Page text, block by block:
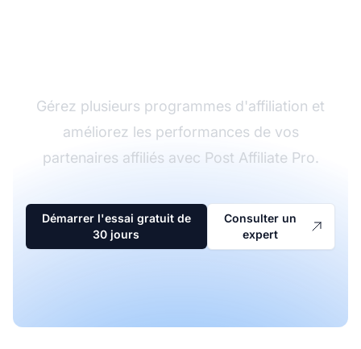
Gérez plusieurs programmes d'affiliation et
améliorez les performances de vos
partenaires affiliés avec Post Affiliate Pro.
Démarrer l'essai gratuit de
30 jours
Consulter un
expert